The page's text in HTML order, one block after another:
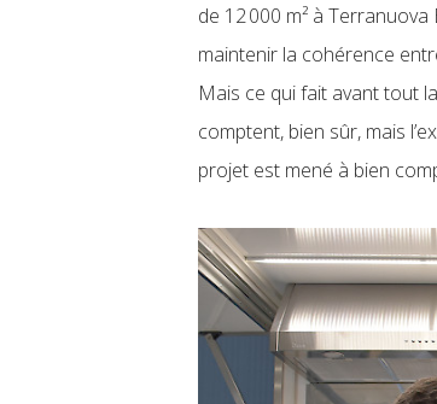
de 12 000 m² à
maintenir la cohérence
Mais ce qui fait avant tout
comptent, bien sûr, mais
projet est mené à bien